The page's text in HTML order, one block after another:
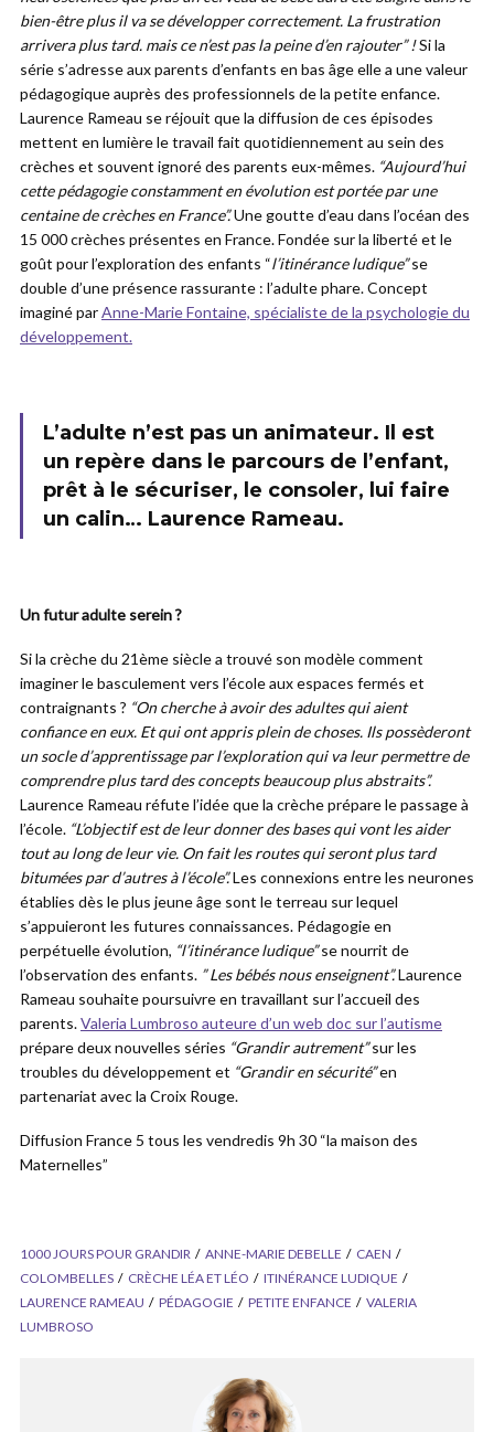
bien-être plus il va se développer correctement. La frustration
arrivera plus tard. mais ce n’est pas la peine d’en rajouter” !Si la
série s’adresse aux parents d’enfants en bas âge elle a une valeur
pédagogique auprès des professionnels de la petite enfance.
Laurence Rameau se réjouit que la diffusion de ces épisodes
mettent en lumière le travail fait quotidiennement au sein des
crèches et souvent ignoré des parents eux-mêmes. “Aujourd’hui
cette pédagogie constamment en évolution est portée par une
centaine de crèches en France”.Une goutte d’eau dans l’océan des
15 000 crèches présentes en France. Fondée sur la liberté et le
goût pour l’exploration des enfants “l’itinérance ludique”se
double d’une présence rassurante : l’adulte phare. Concept
imaginé parAnne-Marie Fontaine, spécialiste de la psychologie du
développement.
L’adulte n’est pas un animateur. Il est
un repère dans le parcours de l’enfant,
prêt à le sécuriser, le consoler, lui faire
un calin… Laurence Rameau.
Un futur adulte serein ?
Si la crèche du 21ème siècle a trouvé son modèle comment
imaginer le basculement vers l’école aux espaces fermés et
contraignants ? “On cherche à avoir des adultes qui aient
confiance en eux. Et qui ont appris plein de choses. Ils possèderont
un socle d’apprentissage par l’exploration qui va leur permettre de
comprendre plus tard des concepts beaucoup plus abstraits”.
Laurence Rameau réfute l’idée que la crèche prépare le passage à
l’école. “L’objectif est de leur donner des bases qui vont les aider
tout au long de leur vie. On fait les routes qui seront plus tard
bitumées par d’autres à l’école”.Les connexions entre les neurones
établies dès le plus jeune âge sont le terreau sur lequel
s’appuieront les futures connaissances. Pédagogie en
perpétuelle évolution, “l’itinérance ludique”se nourrit de
l’observation des enfants. ” Les bébés nous enseignent”.Laurence
Rameau souhaite poursuivre en travaillant sur l’accueil des
parents.Valeria Lumbroso auteure d’un web doc sur l’autisme
prépare deux nouvelles séries “Grandir autrement”sur les
troubles du développement et “Grandir en sécurité”en
partenariat avec la Croix Rouge.
Diffusion France 5 tous les vendredis 9h 30 “la maison des
Maternelles”
1000 JOURS POUR GRANDIR ANNE-MARIE DEBELLE
CAEN
COLOMBELLES
CRÈCHE LÉA ET LÉO
ITINÉRANCE LUDIQUE
LAURENCE RAMEAU
PÉDAGOGIE PETITE ENFANCE
VALERIA
LUMBROSO